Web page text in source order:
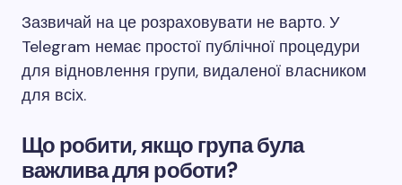
Зазвичай на це розраховувати не варто. У
Telegram немає простої публічної процедури
для відновлення групи, видаленої власником
для всіх.
Що робити, якщо група була
важлива для роботи?